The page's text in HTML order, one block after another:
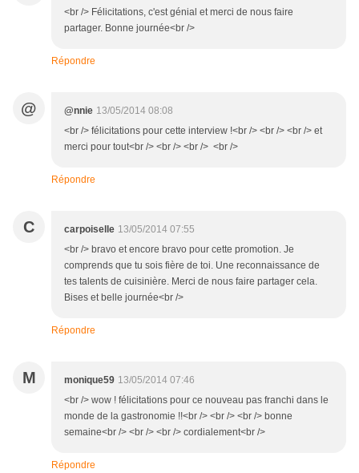
<br /> Félicitations, c'est génial et merci de nous faire
partager. Bonne journée<br />
Répondre
@ @nnie 13/05/2014 08:08
<br /> félicitations pour cette interview !<br /> <br /> <br /> et
merci pour tout<br /> <br /> <br /> <br />
Répondre
C carpoiselle 13/05/2014 07:55
<br /> bravo et encore bravo pour cette promotion. Je
comprends que tu sois fière de toi. Une reconnaissance de
tes talents de cuisinière. Merci de nous faire partager cela.
Bises et belle journée<br />
Répondre
M monique59 13/05/2014 07:46
<br /> wow ! félicitations pour ce nouveau pas franchi dans le
monde de la gastronomie !!<br /> <br /> <br /> bonne
semaine<br /> <br /> <br /> cordialement<br />
Répondre